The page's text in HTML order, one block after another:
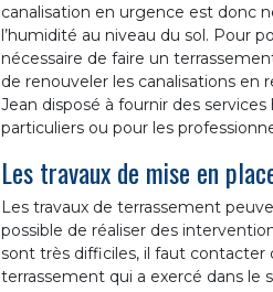
canalisation en urgence est donc
l’humidité au niveau du sol. Pour
nécessaire de faire un
de renouveler les canalisations en
Jean disposé à fournir des
particuliers ou pour les
Les travaux de mise en
Les travaux de terrassement
possible de réaliser des
sont très difficiles, il faut contacter
terrassement qui a exercé dans le